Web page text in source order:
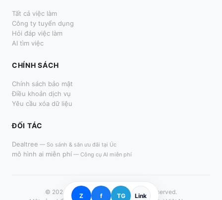
Z f TG Link
Tất cả việc làm
Công ty tuyển dụng
Hỏi đáp việc làm
AI tìm việc
CHÍNH SÁCH
Chính sách bảo mật
Điều khoản dịch vụ
Yêu cầu xóa dữ liệu
ĐỐI TÁC
Dealtree — So sánh & săn ưu đãi tại Úc
mô hình ai miễn phí — Công cụ AI miễn phí
© 2024– 2026
LàmThêm.me. All rights reserved.